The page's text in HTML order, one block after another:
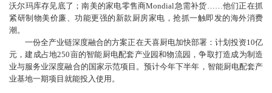
沃尔玛库存见底了；南美的家电零售商Mondial急需补货……他们正在抓
紧研制物美价廉、功能更强的新款厨房家电，抢抓一触即发的海外消费
潮。
一份全产业链深度融合的方案正在天喜厨电加快部署：计划投资10亿
元，建成占地250亩的智能厨电配套产业园和物流园，争取打造成为制造
业与服务业深度融合的国家示范项目。预计今年下半年，智能厨电配套产
业基地一期项目就能投入使用。